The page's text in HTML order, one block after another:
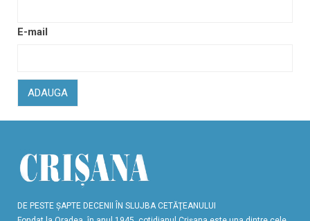
E-mail
ADAUGA
DE PESTE ŞAPTE DECENII ÎN SLUJBA CETĂŢEANULUI